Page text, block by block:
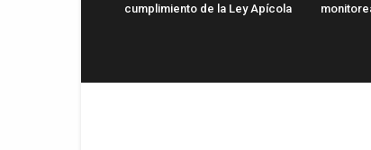
cumplimiento de la Ley Apícola